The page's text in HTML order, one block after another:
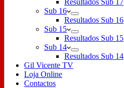
Resultados Sub 17
Sub 16
Resultados Sub 16
Sub 15
Resultados Sub 15
Sub 14
Resultados Sub 14
Gil Vicente TV
Loja Online
Contactos